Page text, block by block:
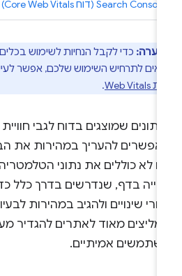
Search Console (דוח Core Web Vitals)
הערה:כדי לקבל הנחיות לשימוש בכלים
לתרחיש השימוש שלכם, אפשר לעיין
.
להעריך במהירות את
לא כוללים את נתוני הטלמטריה
בדף, שנדרשים בדרך כלל כדי
שינויים ולהגיב במהירות לבעיות
מאוד לאתרים להגדיר
אמיתיים.